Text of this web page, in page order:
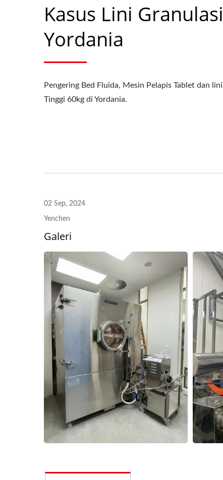
Kasus Lini
Yordania
Pengering Bed Fluida, Mesin Pelapis Tablet dan
Tinggi 60kg di Yordania.
02 Sep, 2024
Yenchen
Galeri